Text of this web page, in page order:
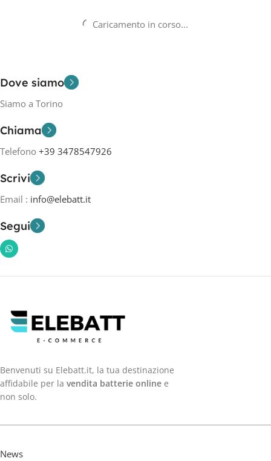
Caricamento in corso...
Dove siamo
Siamo a Torino
Chiama
Telefono +39 3478547926
Scrivi
Email : info@elebatt.it
Segui
Benvenuti su Elebatt.it, la tua destinazione
affidabile per la vendita batterie online e
non solo.
News